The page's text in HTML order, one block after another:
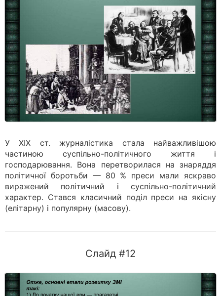
У XIX ст. журналістика стала найважливішою
частиною суспільно-політичного життя і
господарювання. Вона перетворилася на знаряддя
політичної боротьби — 80 % преси мали яскраво
виражений політичний і суспільно-політичний
характер. Стався класичний поділ преси на якісну
(елітарну) і популярну (масову).
Слайд #12